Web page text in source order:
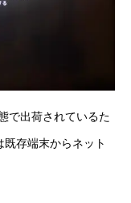
で出荷されているた
存端末からネット